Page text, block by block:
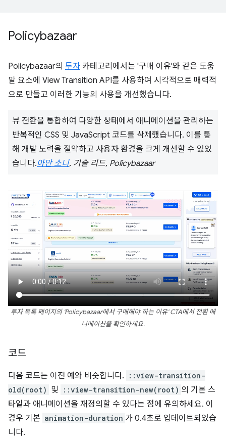
Policybazaar
Policybazaar의 투자 카테고리에서는 '구매 이유'와 같은 도움
말 요소에 View Transition API를 사용하여 시각적으로 매력적
으로 만들고 이러한 기능의 사용을 개선했습니다.
뷰 전환을 통합하여 다양한 상태에서 애니메이션을 관리하는
반복적인 CSS 및 JavaScript 코드를 삭제했습니다. 이를 통
해 개발 노력을 절약하고 사용자 환경을 크게 개선할 수 있었
습니다.아만 소니, 기술 리드, Policybazaar
투자 목록 페이지의 'Policybazaar에서 구매해야 하는 이유' CTA에서 전환 애
니메이션을 확인하세요.
코드
다음 코드는 이전 예와 비슷합니다.
::view-transition-
old(root) 및 ::view-transition-new(root) 의 기본 스
타일과 애니메이션을 재정의할 수 있다는 점에 유의하세요. 이
경우 기본 animation-duration 가 0.4초로 업데이트되었습
니다.